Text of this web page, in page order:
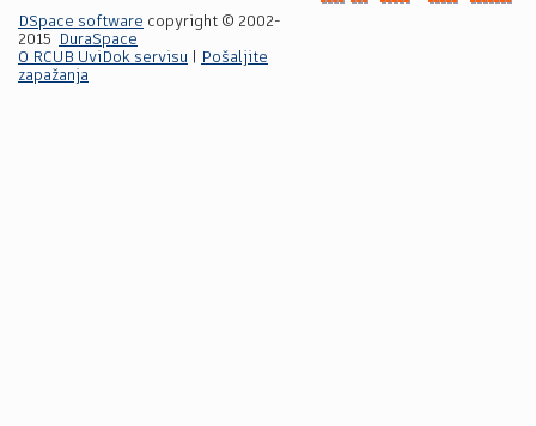
DSpace software copyright © 2002-
2015
DuraSpace
O RCUB UviDok servisu
Pošaljite
zapažanja